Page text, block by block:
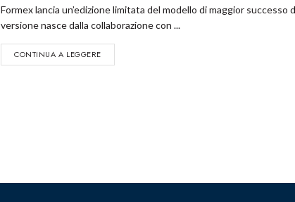
Formex lancia un’edizione limitata del modello di maggior
versione nasce dalla collaborazione con ...
CONTINUA A LEGGERE